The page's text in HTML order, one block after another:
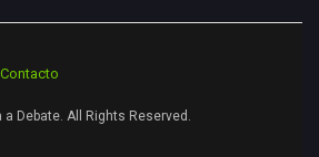
Contacto
Debate. All Rights Reserved.